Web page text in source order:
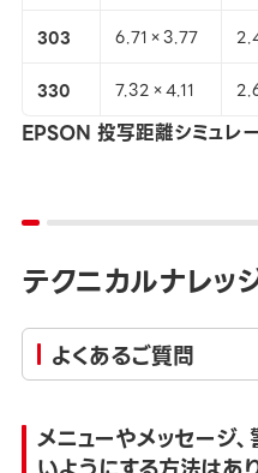
303 6.71×3.77
330 7.32×4.11
EPSON 投写距離シミュレ
テクニカルナレッ
よくあるご質問
メニューやメッセージ